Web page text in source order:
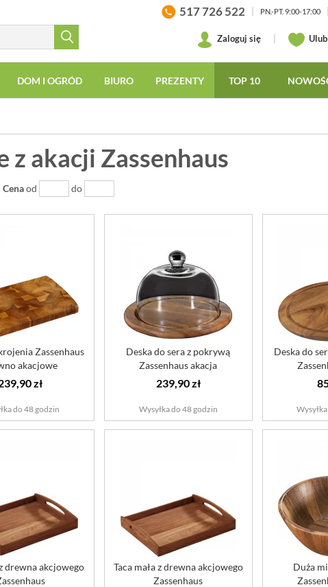
517 726 522 PN.-PT. 9:00-17:00
Zaloguj się
DOM I OGRÓD BIURO PREZENTY TOP 10
z akacji Zassenhaus
Cenaod do
Zassenhaus
akacjowe
zł
do 48 godzin
Deska do sera z pokrywą
Zassenhaus akacja
239,90 zł
Wysyłka do 48 godzin
Deska do
drewna akcjowego
Taca mała z drewna akcjowego
Zassenhaus
Duża